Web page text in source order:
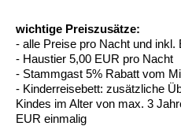
wichtige Preiszusätze:
- alle Preise pro Nacht und inkl.
- Haustier 5,00 EUR pro Nacht
- Stammgast 5% Rabatt vom
- Kinderreisebett: zusätzliche
Kindes im Alter von max. 3
EUR einmalig